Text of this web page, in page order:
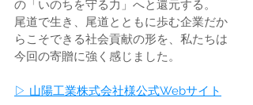
の「いのちを守る力」へと還元する。
尾道で生き、尾道とともに歩む企業だか
らこそできる社会貢献の形を、私たちは
今回の寄贈に強く感じました。
▷ 山陽工業株式会社様公式Webサイト